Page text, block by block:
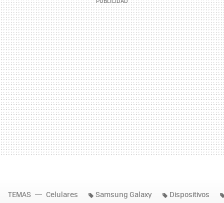
TEMAS Celulares Samsung Galaxy Dispositivos